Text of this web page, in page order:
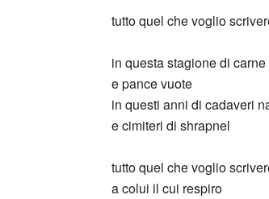
tutto quel che voglio
in questa stagione di
e pance vuote
in questi anni di cadaveri
e cimiteri di shrapnel
tutto quel che voglio
a colui il cui respiro